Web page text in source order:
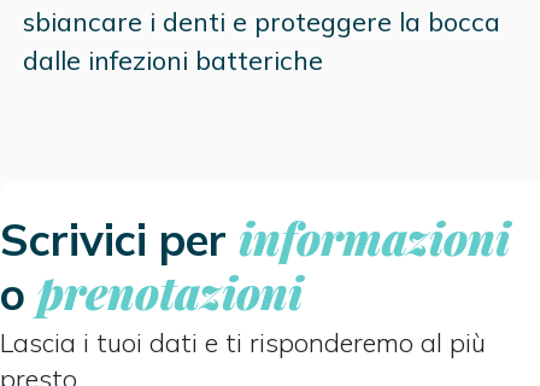
sbiancare i denti e proteggere la bocca
dalle infezioni batteriche
Scrivici per informazioni
o prenotazioni
Lascia i tuoi dati e ti risponderemo al più
presto.